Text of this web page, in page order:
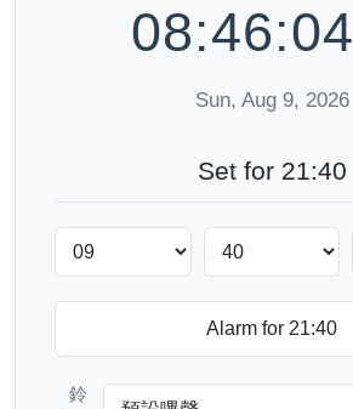
08:46:05
Sun, Aug 9, 2026
Set for 21:40
鈴